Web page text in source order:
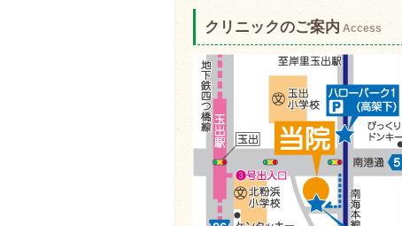
クリニックのご案内 Access